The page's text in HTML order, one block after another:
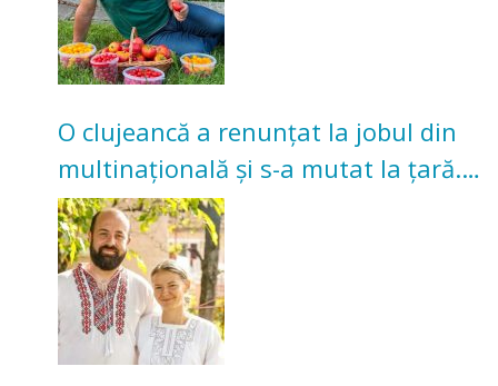
O clujeancă a renunțat la jobul din
multinațională și s-a mutat la țară.
Acum cultivă legume în grădina
bunicilor